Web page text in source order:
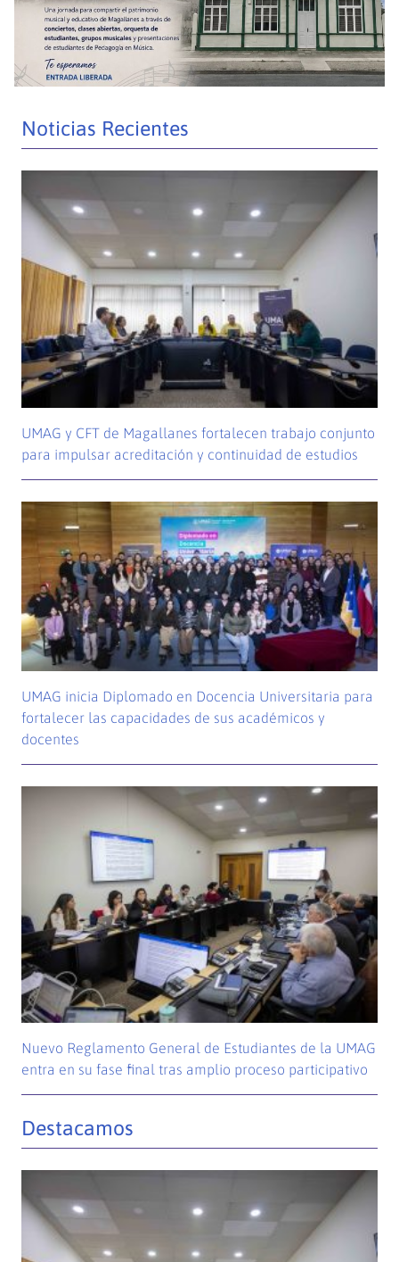
Noticias Recientes
UMAG y CFT de Magallanes fortalecen trabajo conjunto
para impulsar acreditación y continuidad de estudios
UMAG inicia Diplomado en Docencia Universitaria para
fortalecer las capacidades de sus académicos y
docentes
Nuevo Reglamento General de Estudiantes de la UMAG
entra en su fase final tras amplio proceso participativo
Destacamos